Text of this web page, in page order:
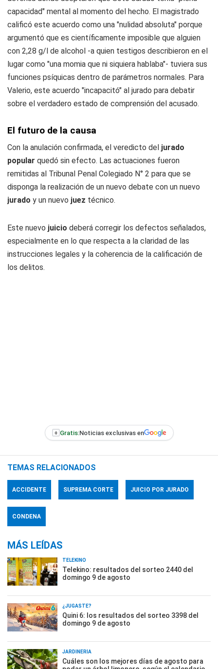
capacidad" mental al momento del hecho. El magistrado
calificó este acuerdo como una "nulidad absoluta" porque
argumentó que es científicamente imposible que alguien
con 2,28 g/l de alcohol -a quien testigos describieron en el
lugar como "una momia que ni siquiera hablaba"- tuviera sus
funciones psíquicas dentro de parámetros normales. Para
Valerio, este acuerdo "incapacitó" al jurado para debatir
sobre el verdadero estado de comprensión del acusado.
El futuro de la causa
Con la anulación confirmada, el veredicto del jurado
popular quedó sin efecto. Las actuaciones fueron
remitidas al Tribunal Penal Colegiado N° 2 para que se
disponga la realización de un nuevo debate con un nuevo
jurado y un nuevo juez técnico.
Este nuevo juicio deberá corregir los defectos señalados,
especialmente en lo que respecta a la claridad de las
instrucciones legales y la coherencia de la calificación de
los delitos.
+ Gratis:Noticias exclusivas en
TEMAS RELACIONADOS
ACCIDENTE SUPREMA CORTE JUICIO POR JURADO
CONDENA
MÁS LEÍDAS
TELEKINO
Telekino: resultados del sorteo 2440 del
domingo 9 de agosto
¿JUGASTE?
Quini 6: los resultados del sorteo 3398 del
domingo 9 de agosto
JARDINERÍA
Cuáles son los mejores días de agosto para